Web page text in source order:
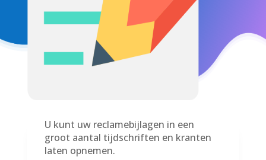
U kunt uw reclamebijlagen in een
groot aantal tijdschriften en kranten
laten opnemen.